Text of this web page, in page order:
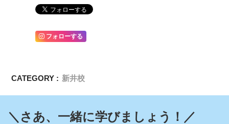
フォローする
CATEGORY : 新井校
＼さあ、一緒に学びましょう！／